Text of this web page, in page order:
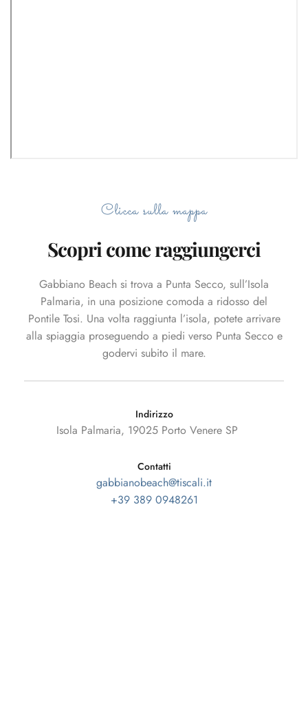
Clicca sulla mappa
Scopri come raggiungerci
Gabbiano Beach si trova a Punta Secco, sull’Isola
Palmaria, in una posizione comoda a ridosso del
Pontile Tosi. Una volta raggiunta l’isola, potete arrivare
alla spiaggia proseguendo a piedi verso Punta Secco e
godervi subito il mare.
Indirizzo
Isola Palmaria, 19025 Porto Venere SP
Contatti
gabbianobeach@tiscali.it
+39 389 0948261